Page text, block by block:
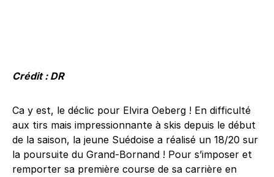
Crédit : DR
Ca y est, le déclic pour Elvira Oeberg ! En difficulté
aux tirs mais impressionnante à skis depuis le début
de la saison, la jeune Suédoise a réalisé un 18/20 sur
la poursuite du Grand-Bornand ! Pour s’imposer et
remporter sa première course de sa carrière en